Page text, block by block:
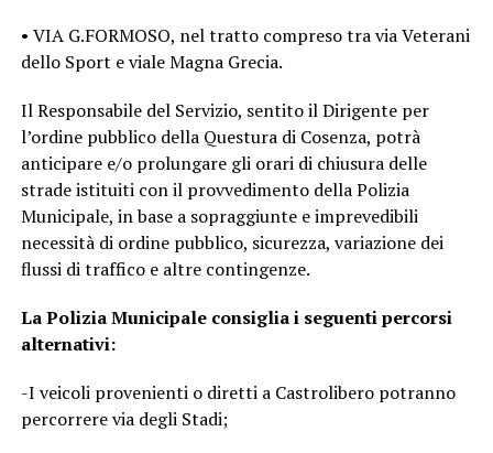
• VIA G.FORMOSO, nel tratto compreso tra via Veterani
dello Sport e viale Magna Grecia.
Il Responsabile del Servizio, sentito il Dirigente per
l’ordine pubblico della Questura di Cosenza, potrà
anticipare e/o prolungare gli orari di chiusura delle
strade istituiti con il provvedimento della Polizia
Municipale, in base a sopraggiunte e imprevedibili
necessità di ordine pubblico, sicurezza, variazione dei
flussi di traffico e altre contingenze.
La Polizia Municipale consiglia i seguenti percorsi
alternativi:
-I veicoli provenienti o diretti a Castrolibero potranno
percorrere via degli Stadi;